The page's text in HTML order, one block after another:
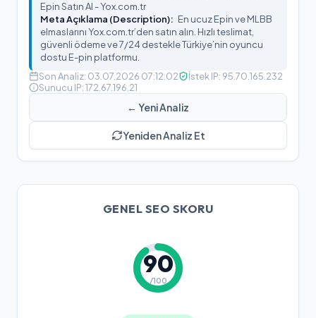
Epin Satın Al - Yox.com.tr
Meta Açıklama (Description): En ucuz Epin ve MLBB
elmaslarını Yox.com.tr’den satın alın. Hızlı teslimat,
güvenli ödeme ve 7/24 destekle Türkiye’nin oyuncu
dostu E-pin platformu.
Son Analiz: 03.07.2026 07:12:02 İstek IP: 95.70.165.232
Sunucu IP:172.67.196.21
← Yeni Analiz
Yeniden Analiz Et
GENEL SEO SKORU
90
/100